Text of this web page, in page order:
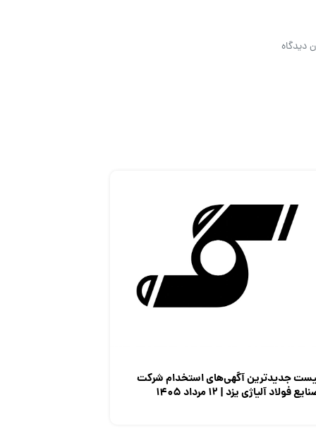
دیدگاه
جدیدترین آگهی‌های استخدام شرکت
فولاد آلیاژی یزد | ۱۲ مرداد ۱۴۰۵